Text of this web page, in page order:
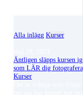
Alla inlägg Kurser
Äntligen släpps kursen
som LÄR dig
Kurser